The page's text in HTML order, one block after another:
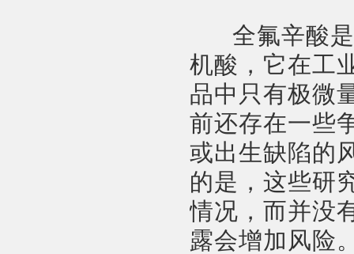
全氟辛酸是
机酸，它在工
品中只有极微
前还存在一些
或出生缺陷的
的是，这些研
情况，而并没
露会增加风险